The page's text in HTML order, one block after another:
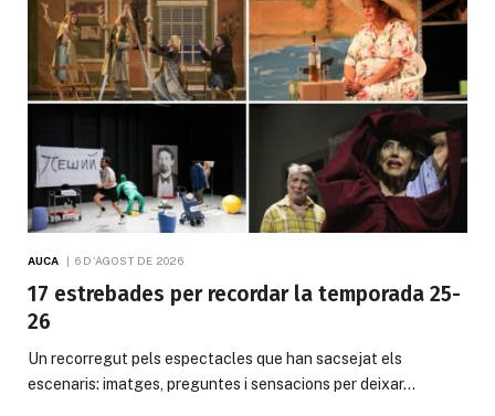
AUCA 6 D'AGOST DE 2026
17 estrebades per recordar la temporada 25-
26
Un recorregut pels espectacles que han sacsejat els
escenaris: imatges, preguntes i sensacions per deixar…